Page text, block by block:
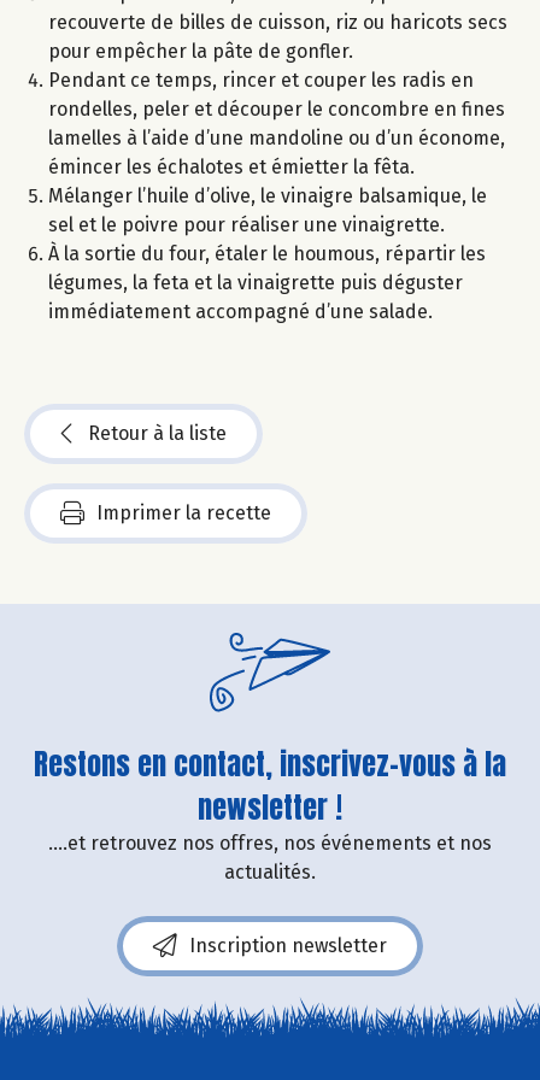
recouverte de billes de cuisson, riz ou haricots secs
pour empêcher la pâte de gonfler.
Pendant ce temps, rincer et couper les radis en
rondelles, peler et découper le concombre en fines
lamelles à l’aide d’une mandoline ou d’un économe,
émincer les échalotes et émietter la fêta.
Mélanger l’huile d’olive, le vinaigre balsamique, le
sel et le poivre pour réaliser une vinaigrette.
À la sortie du four, étaler le houmous, répartir les
légumes, la feta et la vinaigrette puis déguster
immédiatement accompagné d’une salade.
Retour à la liste
Imprimer la recette
Restons en contact, inscrivez-vous à la
newsletter !
....et retrouvez nos offres, nos événements et nos
actualités.
Inscription newsletter